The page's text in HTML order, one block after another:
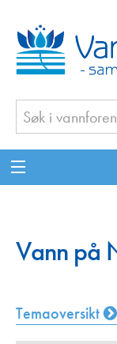
Vann på
Temaoversikt